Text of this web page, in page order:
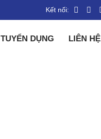
Kết nối:
TUYỂN DỤNG LIÊN HỆ